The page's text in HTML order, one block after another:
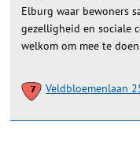
Elburg waar bewoners
gezelligheid en sociale
welkom om mee te
Veldbloemenlaan